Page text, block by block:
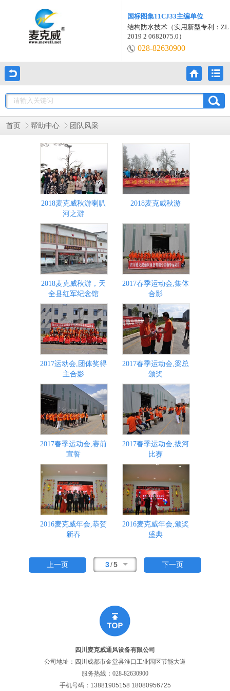
国标图集11CJ33主编单位
结构防水技术（实用新型专利：ZL
2019 2 0682075.0）
028-82630900
首页 帮助中心 团队风采
2018麦克威秋游喇叭
河之游
2018麦克威秋游
2018麦克威秋游，天
全县红军纪念馆
2017春季运动会,集体
合影
2017运动会,团体奖得
主合影
2017春季运动会,梁总
颁奖
2017春季运动会,赛前
宣誓
2017春季运动会,拔河
比赛
2016麦克威年会,恭贺
新春
2016麦克威年会,颁奖
盛典
上一页 3/5 下一页
四川麦克威通风设备有限公司
公司地址：四川成都市金堂县淮口工业园区节能大道
服务热线： 028-82630900
手机号码：13881905158 18080956725